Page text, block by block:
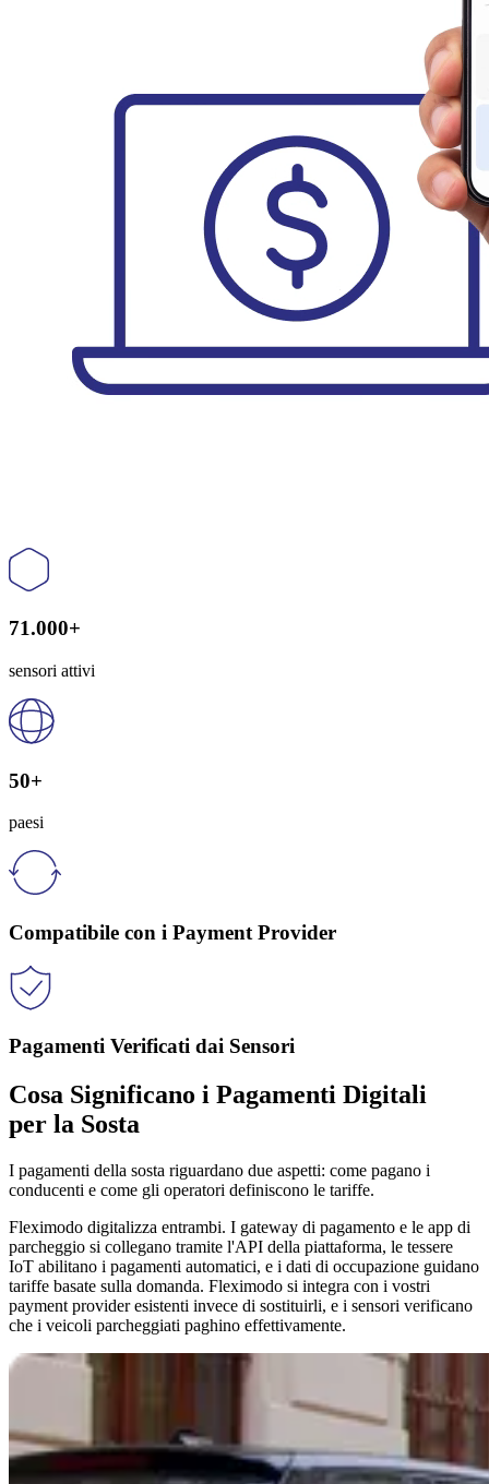
71.000+
sensori attivi
50+
paesi
Compatibile con i Payment Provider
Pagamenti Verificati dai Sensori
Cosa Significano i Pagamenti Digitali
per la Sosta
I pagamenti della sosta riguardano due aspetti: come pagano i
conducenti e come gli operatori definiscono le tariffe.
Fleximodo digitalizza entrambi. I gateway di pagamento e le app di
parcheggio si collegano tramite l'API della piattaforma, le tessere
IoT abilitano i pagamenti automatici, e i dati di occupazione guidano
tariffe basate sulla domanda. Fleximodo si integra con i vostri
payment provider esistenti invece di sostituirli, e i sensori verificano
che i veicoli parcheggiati paghino effettivamente.